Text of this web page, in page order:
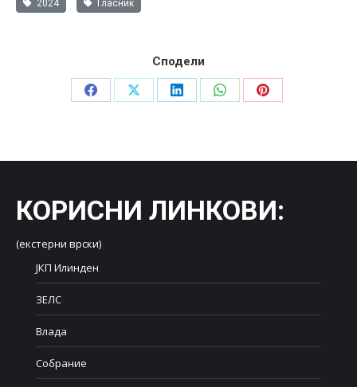
2024 Гласник
Сподели
Share
Share
Share
Share
Share
КОРИСНИ ЛИНКОВИ:
(екстерни врски)
ЈКП Илинден
ЗЕЛС
Влада
Собрание